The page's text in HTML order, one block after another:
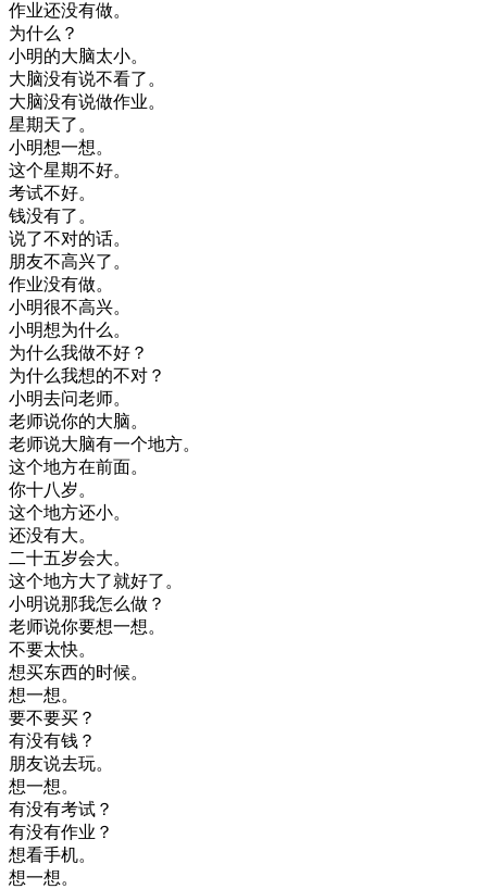
作业还没有做。
为什么 ？
小明的大脑太小。
大脑没有说不看了。
大脑没有说做作业。
星期天了。
小明想一想。
这个星期不好。
考试不好。
钱没有了。
说了不对的话。
朋友不高兴了。
作业没有做。
小明很不高兴。
小明想为什么。
为什么我做不好 ？
为什么我想的不对 ？
小明去问老师。
老师说你的大脑。
老师说大脑有一个地方。
这个地方在前面。
你十八岁。
这个地方还小。
还没有大。
二十五岁会大。
这个地方大了就好了。
小明说那我怎么做 ？
老师说你要想一想。
不要太快。
想买东西的时候。
想一想。
要不要买 ？
有没有钱 ？
朋友说去玩。
想一想。
有没有考试 ？
有没有作业 ？
想看手机。
想一想。